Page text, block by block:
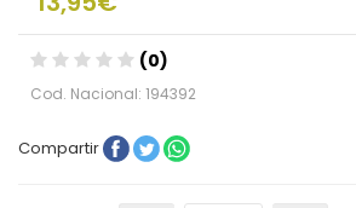
(0)
Cod. Nacional: 194392
Compartir